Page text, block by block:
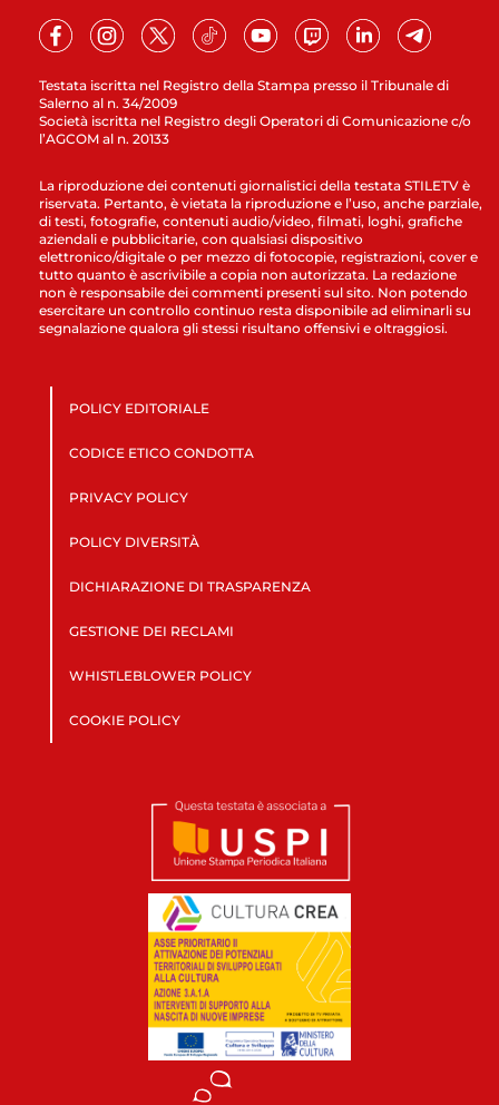
Testata iscritta nel Registro della Stampa presso il Tribunale di
Salerno al n. 34/2009
Società iscritta nel Registro degli Operatori di Comunicazione c/o
l’AGCOM al n. 20133
La riproduzione dei contenuti giornalistici della testata STILETV è
riservata. Pertanto, è vietata la riproduzione e l’uso, anche parziale,
di testi, fotografie, contenuti audio/video, filmati, loghi, grafiche
aziendali e pubblicitarie, con qualsiasi dispositivo
elettronico/digitale o per mezzo di fotocopie, registrazioni, cover e
tutto quanto è ascrivibile a copia non autorizzata. La redazione
non è responsabile dei commenti presenti sul sito. Non potendo
esercitare un controllo continuo resta disponibile ad eliminarli su
segnalazione qualora gli stessi risultano offensivi e oltraggiosi.
POLICY EDITORIALE
CODICE ETICO CONDOTTA
PRIVACY POLICY
POLICY DIVERSITÀ
DICHIARAZIONE DI TRASPARENZA
GESTIONE DEI RECLAMI
WHISTLEBLOWER POLICY
COOKIE POLICY